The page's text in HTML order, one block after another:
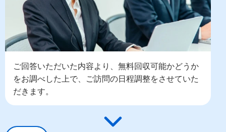
ご回答いただいた内容より、無料回収可能かどうか
をお調べした上で、ご訪問の日程調整をさせていた
だきます。